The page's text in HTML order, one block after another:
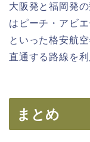
大阪発と福岡発
はピーチ・アビ
といった格安航
直通する路線を
まとめ